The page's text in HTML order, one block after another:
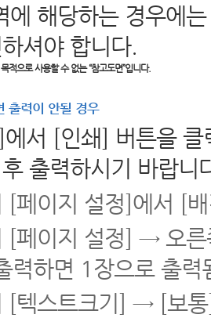
에 해당하는 경우에
셔야 합니다.
적으로 사용할 수 없는 “참고도면”입니다.
출력이 안될 경우
에서 [인쇄] 버튼을
출력하시기 바랍니
[페이지 설정]에서 [
[페이지 설정] → 오
력하면 1장으로 출력
[텍스트크기] → [보